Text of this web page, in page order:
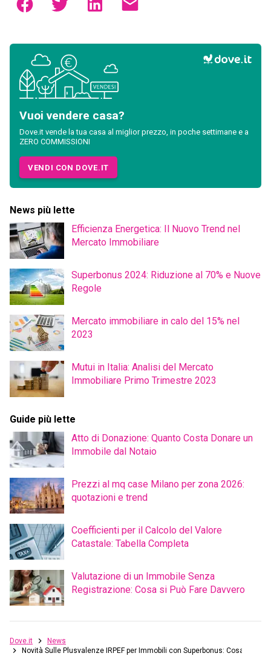
Vuoi vendere casa?
Dove.it vende la tua casa al miglior prezzo, in poche settimane e a
ZERO COMMISSIONI
VENDI CON DOVE.IT
News più lette
Efficienza Energetica: Il Nuovo Trend nel
Mercato Immobiliare
Superbonus 2024: Riduzione al 70% e Nuove
Regole
Mercato immobiliare in calo del 15% nel
2023
Mutui in Italia: Analisi del Mercato
Immobiliare Primo Trimestre 2023
Guide più lette
Atto di Donazione: Quanto Costa Donare un
Immobile dal Notaio
Prezzi al mq case Milano per zona 2026:
quotazioni e trend
Coefficienti per il Calcolo del Valore
Catastale: Tabella Completa
Valutazione di un Immobile Senza
Registrazione: Cosa si Può Fare Davvero
Dove.it
News
Novità Sulle Plusvalenze IRPEF per Immobili con Superbonus: Cosa